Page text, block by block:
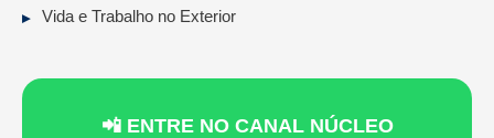
Vida e Trabalho no Exterior
📲 ENTRE NO CANAL NÚCLEO